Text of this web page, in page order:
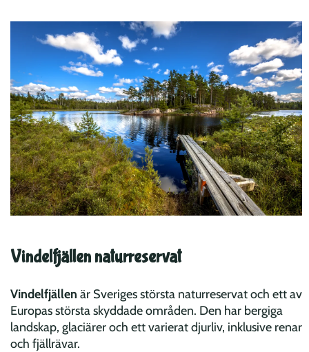
Vindelfjällen naturreservat
Vindelfjällen är Sveriges största naturreservat och ett av
Europas största skyddade områden. Den har bergiga
landskap, glaciärer och ett varierat djurliv, inklusive renar
och fjällrävar.